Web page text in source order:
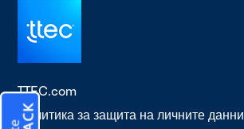
TTEC.com
Политика за защита на личните данни